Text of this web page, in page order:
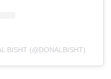
BISHT (@DONALBISHT)